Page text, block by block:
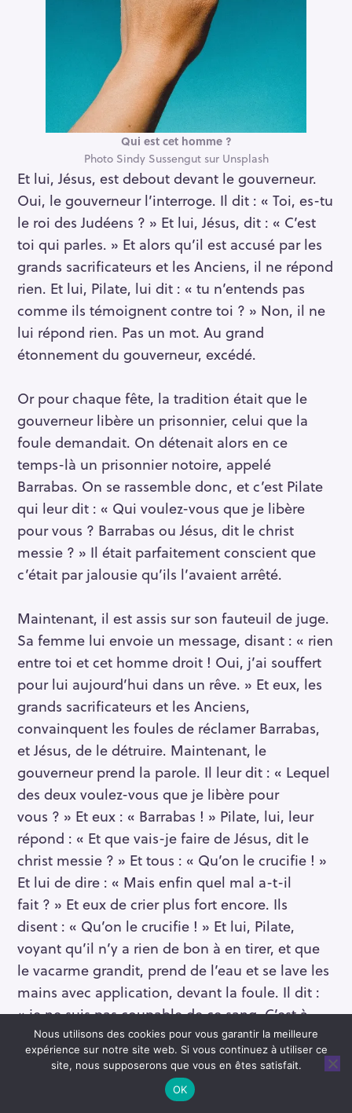
Qui est cet homme ?
Photo Sindy Sussengut sur Unsplash
Et lui, Jésus, est debout devant le gouverneur.
Oui, le gouverneur l’interroge. Il dit : « Toi, es-tu
le roi des Judéens ? » Et lui, Jésus, dit : « C’est
toi qui parles. » Et alors qu’il est accusé par les
grands sacrificateurs et les Anciens, il ne répond
rien. Et lui, Pilate, lui dit : « tu n’entends pas
comme ils témoignent contre toi ? » Non, il ne
lui répond rien. Pas un mot. Au grand
étonnement du gouverneur, excédé.
Or pour chaque fête, la tradition était que le
gouverneur libère un prisonnier, celui que la
foule demandait. On détenait alors en ce
temps-là un prisonnier notoire, appelé
Barrabas. On se rassemble donc, et c’est Pilate
qui leur dit : « Qui voulez-vous que je libère
pour vous ? Barrabas ou Jésus, dit le christ
messie ? » Il était parfaitement conscient que
c’était par jalousie qu’ils l’avaient arrêté.
Maintenant, il est assis sur son fauteuil de juge.
Sa femme lui envoie un message, disant : « rien
entre toi et cet homme droit ! Oui, j’ai souffert
pour lui aujourd’hui dans un rêve. » Et eux, les
grands sacrificateurs et les Anciens,
convainquent les foules de réclamer Barrabas,
et Jésus, de le détruire. Maintenant, le
gouverneur prend la parole. Il leur dit : « Lequel
des deux voulez-vous que je libère pour
vous ? » Et eux : « Barrabas ! » Pilate, lui, leur
répond : « Et que vais-je faire de Jésus, dit le
christ messie ? » Et tous : « Qu’on le crucifie ! »
Et lui de dire : « Mais enfin quel mal a-t-il
fait ? » Et eux de crier plus fort encore. Ils
disent : « Qu’on le crucifie ! » Et lui, Pilate,
voyant qu’il n’y a rien de bon à en tirer, et que
le vacarme grandit, prend de l’eau et se lave les
mains avec application, devant la foule. Il dit :
« je ne suis pas coupable de ce sang. C’est à
vous de voir. » Et le peuple tout entier lui
répond : « Son sang, sur nous et sur nos
enfants ! » Alors, il libère pour eux ce Barrabas.
Et lui, Jésus, après l’avoir fouetté, il l’abandonne
Nous utilisons des cookies pour vous garantir la meilleure
expérience sur notre site web. Si vous continuez à utiliser ce
site, nous supposerons que vous en êtes satisfait.
OK